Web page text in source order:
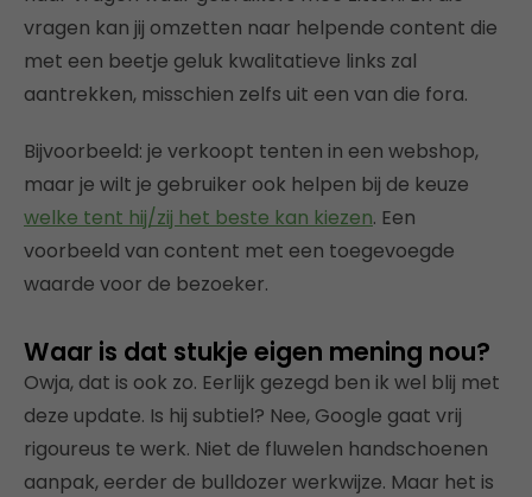
vragen kan jij omzetten naar helpende content die
met een beetje geluk kwalitatieve links zal
aantrekken, misschien zelfs uit een van die fora.
Bijvoorbeeld: je verkoopt tenten in een webshop,
maar je wilt je gebruiker ook helpen bij de keuze
welke tent hij/zij het beste kan kiezen. Een
voorbeeld van content met een toegevoegde
waarde voor de bezoeker.
Waar is dat stukje eigen mening nou?
Owja, dat is ook zo. Eerlijk gezegd ben ik wel blij met
deze update. Is hij subtiel? Nee, Google gaat vrij
rigoureus te werk. Niet de fluwelen handschoenen
aanpak, eerder de bulldozer werkwijze. Maar het is